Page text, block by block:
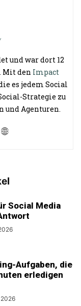
und war dort 12
Mit den Impact
es jedem Social
Strategie zu
und Agenturen.
Social Media
Aufgaben, die
erledigen